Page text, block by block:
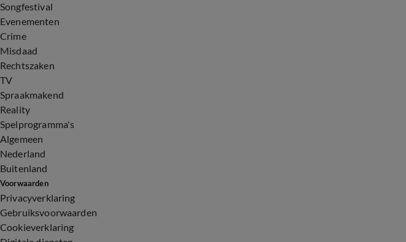
Songfestival
Evenementen
Crime
Misdaad
Rechtszaken
TV
Spraakmakend
Reality
Spelprogramma's
Algemeen
Nederland
Buitenland
Voorwaarden
Privacyverklaring
Gebruiksvoorwaarden
Cookieverklaring